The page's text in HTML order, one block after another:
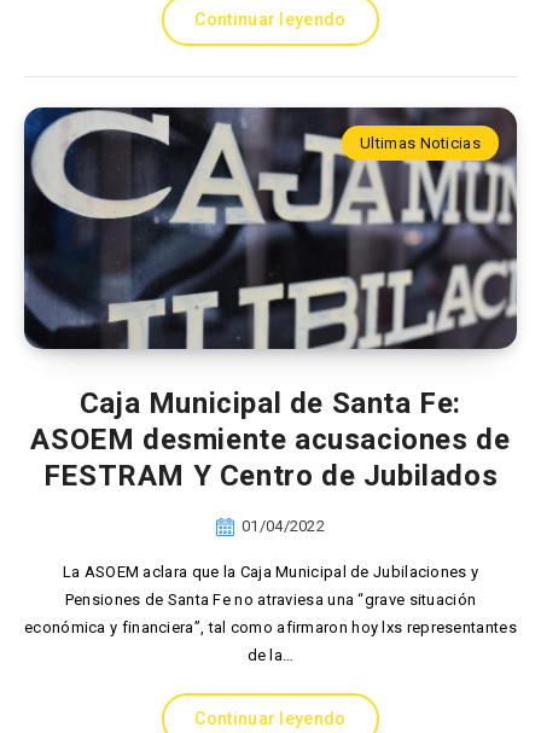
Continuar leyendo
Ultimas Noticias
Caja Municipal de Santa Fe:
ASOEM desmiente acusaciones de
FESTRAM Y Centro de Jubilados
01/04/2022
La ASOEM aclara que la Caja Municipal de Jubilaciones y
Pensiones de Santa Fe no atraviesa una “grave situación
económica y financiera”, tal como afirmaron hoy lxs representantes
de la…
Continuar leyendo